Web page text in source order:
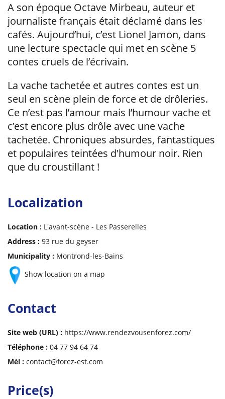
A son époque Octave Mirbeau, auteur et
journaliste français était déclamé dans les
cafés. Aujourd’hui, c’est Lionel Jamon, dans
une lecture spectacle qui met en scène 5
contes cruels de l’écrivain.
La vache tachetée et autres contes est un
seul en scène plein de force et de drôleries.
Ce n’est pas l’amour mais l’humour vache et
c’est encore plus drôle avec une vache
tachetée. Chroniques absurdes, fantastiques
et populaires teintées d'humour noir. Rien
que du croustillant !
Localization
Location : L'avant-scène - Les Passerelles
Address : 93 rue du geyser
Municipality : Montrond-les-Bains
Show location on a map
Contact
Site web (URL) : https://www.rendezvousenforez.com/
Téléphone : 04 77 94 64 74
Mél : contact@forez-est.com
Price(s)